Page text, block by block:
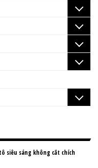
siêu sáng không cắt chích